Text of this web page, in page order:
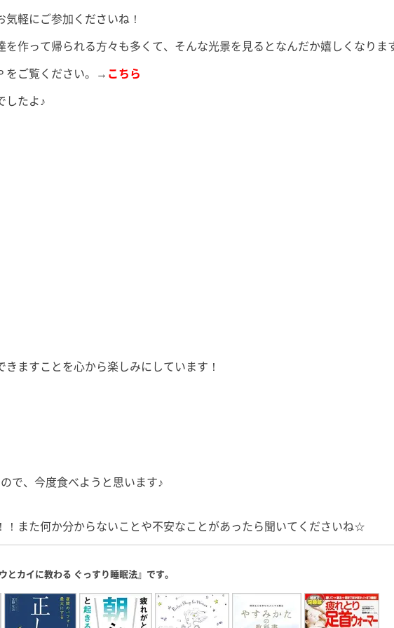
軽にご参加くださいね！
作って帰られる方々も多くて、そんな光景を見るとなんだか嬉しくなりま
をご覧ください。→ こちら
したよ♪
ますことを心から楽しみにしています！
で、今度食べようと思います♪
！また何か分からないことや不安なことがあったら聞いてくださいね☆
とカイに教わる ぐっすり睡眠法』です。